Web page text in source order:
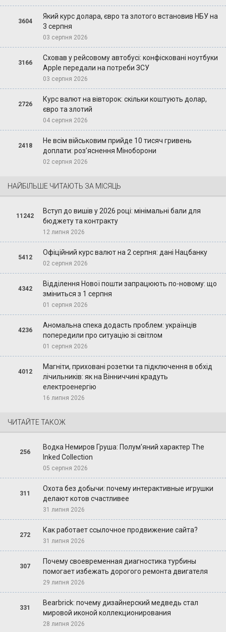
3604
Який курс долара, євро та злотого встановив НБУ на
3 серпня
03 серпня 2026
3166
Сховав у рейсовому автобусі: конфісковані ноутбуки
Apple передали на потреби ЗСУ
03 серпня 2026
2726
Курс валют на вівторок: скільки коштують долар,
євро та злотий
04 серпня 2026
2418
Не всім військовим прийде 10 тисяч гривень
доплати: роз’яснення Міноборони
02 серпня 2026
НАЙБІЛЬШЕ ЧИТАЮТЬ ЗА МІСЯЦЬ
11242
Вступ до вишів у 2026 році: мінімальні бали для
бюджету та контракту
12 липня 2026
5412
Офіційний курс валют на 2 серпня: дані Нацбанку
02 серпня 2026
4342
Відділення Нової пошти запрацюють по-новому: що
зміниться з 1 серпня
01 серпня 2026
4236
Аномальна спека додасть проблем: українців
попередили про ситуацію зі світлом
01 серпня 2026
4012
Магніти, приховані розетки та підключення в обхід
лічильників: як на Вінниччині крадуть
електроенергію
16 липня 2026
ЧИТАЙТЕ ТАКОЖ
256
Водка Немиров Груша: Полум'яний характер The
Inked Collection
05 серпня 2026
311
Охота без добычи: почему интерактивные игрушки
делают котов счастливее
31 липня 2026
272
Как работает ссылочное продвижение сайта?
31 липня 2026
307
Почему своевременная диагностика турбины
помогает избежать дорогого ремонта двигателя
29 липня 2026
331
Bearbrick: почему дизайнерский медведь стал
мировой иконой коллекционирования
28 липня 2026